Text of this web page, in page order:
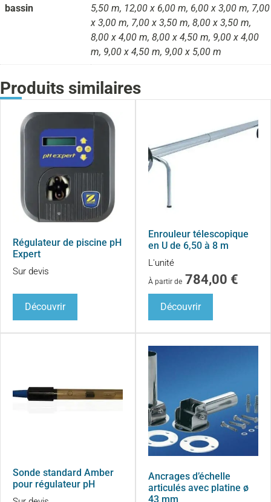
bassin
5,50 m, 12,00 x 6,00 m, 6,00 x 3,00 m, 7,00
x 3,00 m, 7,00 x 3,50 m, 8,00 x 3,50 m,
8,00 x 4,00 m, 8,00 x 4,50 m, 9,00 x 4,00
m, 9,00 x 4,50 m, 9,00 x 5,00 m
Produits similaires
Régulateur de piscine pH
Expert
Sur devis
Découvrir
Enrouleur télescopique
en U de 6,50 à 8 m
L'unité
À partir de 784,00 €
Découvrir
Sonde standard Amber
pour régulateur pH
Ancrages d’échelle
articulés avec platine ø
43 mm